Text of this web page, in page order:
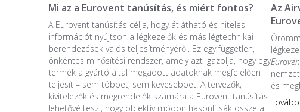
Mi az a Eurovent tanúsítás, és miért fontos?
A Eurovent tanúsítás célja, hogy átlátható és hiteles
információt nyújtson a légkezelők és más légtechnikai
berendezések valós teljesítményéről. Ez egy független,
önkéntes minősítési rendszer, amely azt igazolja, hogy egy
termék a gyártó által megadott adatoknak megfelelően
teljesít – sem többet, sem kevesebbet. A tervezők,
kivitelezők és megrendelők számára a Eurovent tanúsítás
lehetővé teszi, hogy objektív módon hasonlítsák össze a
Az
és